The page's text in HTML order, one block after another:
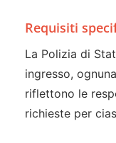
Requisiti
La Polizia di
ingresso,
riflettono le
richieste per